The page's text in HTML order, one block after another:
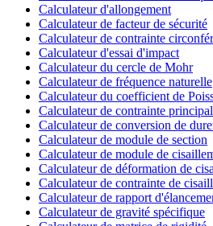
Calculateur d'allongement
Calculateur de facteur de sécurité
Calculateur de contrainte
Calculateur d'essai d'impact
Calculateur du cercle de Mohr
Calculateur de fréquence naturelle
Calculateur du coefficient de
Calculateur de contrainte
Calculateur de conversion de
Calculateur de module de section
Calculateur de module de
Calculateur de déformation de
Calculateur de contrainte de
Calculateur de rapport
Calculateur de gravité spécifique